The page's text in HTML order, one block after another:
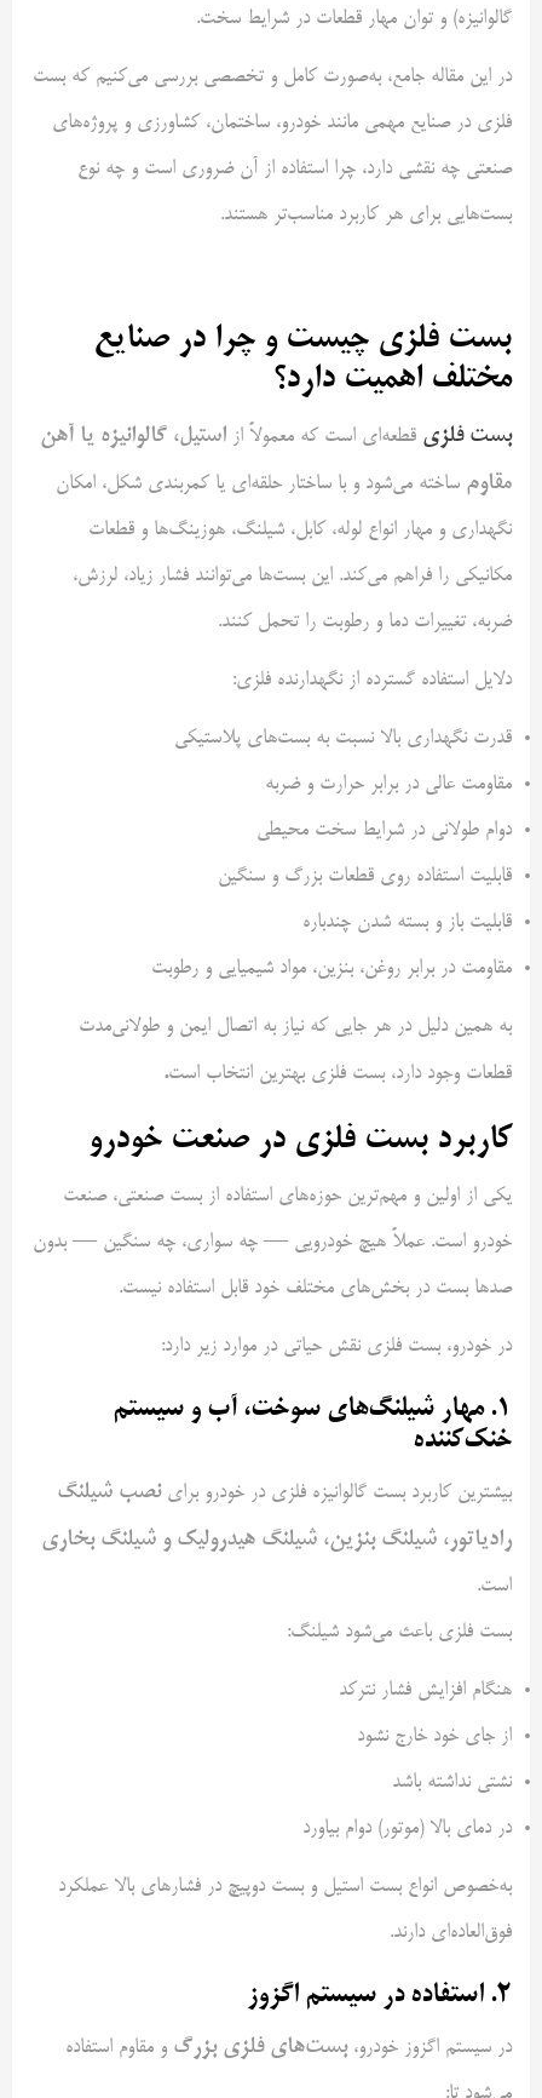
گالوانیزه) و توان مهار قطعات در شرایط سخت.
در این مقاله جامع، به‌صورت کامل و تخصصی بررسی می‌کنیم که بست
فلزی در صنایع مهمی مانند خودرو، ساختمان، کشاورزی و پروژه‌های
صنعتی چه نقشی دارد، چرا استفاده از آن ضروری است و چه نوع
بست‌هایی برای هر کاربرد مناسب‌تر هستند.
بست فلزی چیست و چرا در صنایع
مختلف اهمیت دارد؟
بست فلزی قطعه‌ای است که معمولاً از استیل، گالوانیزه یا آهن
مقاوم ساخته می‌شود و با ساختار حلقه‌ای یا کمربندی شکل، امکان
نگهداری و مهار انواع لوله، کابل، شیلنگ، هوزینگ‌ها و قطعات
مکانیکی را فراهم می‌کند. این بست‌ها می‌توانند فشار زیاد، لرزش،
ضربه، تغییرات دما و رطوبت را تحمل کنند.
دلایل استفاده گسترده از نگهدارنده فلزی:
قدرت نگهداری بالا نسبت به بست‌های پلاستیکی
مقاومت عالی در برابر حرارت و ضربه
دوام طولانی در شرایط سخت محیطی
قابلیت استفاده روی قطعات بزرگ و سنگین
قابلیت باز و بسته شدن چندباره
مقاومت در برابر روغن، بنزین، مواد شیمیایی و رطوبت
به همین دلیل در هر جایی که نیاز به اتصال ایمن و طولانی‌مدت
قطعات وجود دارد، بست فلزی بهترین انتخاب است.
کاربرد بست فلزی در صنعت خودرو
یکی از اولین و مهم‌ترین حوزه‌های استفاده از بست صنعتی، صنعت
خودرو است. عملاً هیچ خودرویی — چه سواری، چه سنگین — بدون
صدها بست در بخش‌های مختلف خود قابل استفاده نیست.
در خودرو، بست فلزی نقش حیاتی در موارد زیر دارد:
۱. مهار شیلنگ‌های سوخت، آب و سیستم
خنک‌کننده
بیشترین کاربرد بست گالوانیزه فلزی در خودرو براینصب شیلنگ
رادیاتور، شیلنگ بنزین، شیلنگ هیدرولیک و شیلنگ بخاری
است.
بست فلزی باعث می‌شود شیلنگ:
هنگام افزایش فشار نترکد
از جای خود خارج نشود
نشتی نداشته باشد
در دمای بالا (موتور) دوام بیاورد
به‌خصوص انواع بست استیل و بست دوپیچ در فشارهای بالا عملکرد
فوق‌العاده‌ای دارند.
۲. استفاده در سیستم اگزوز
در سیستم اگزوز خودرو،بست‌های فلزی بزرگ و مقاوم استفاده